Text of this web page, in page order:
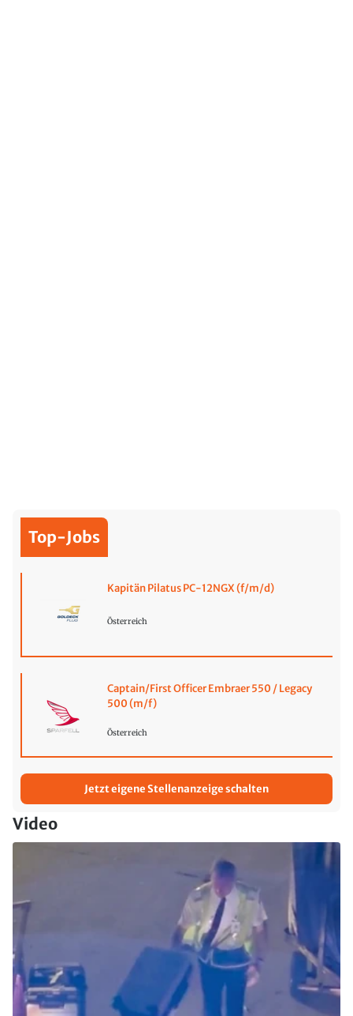
Top-Jobs
Kapitän Pilatus PC-12NGX (f/m/d)
Österreich
Captain/First Officer Embraer 550 / Legacy
500 (m/f)
Österreich
Jetzt eigene Stellenanzeige schalten
Video